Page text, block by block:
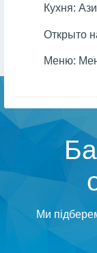
Кухня:
Открыто
Меню:
Ми